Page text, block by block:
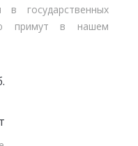
государственных
примут в нашем